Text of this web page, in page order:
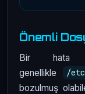
Önemli
Bir hata
genellikle
/
bozulmuş